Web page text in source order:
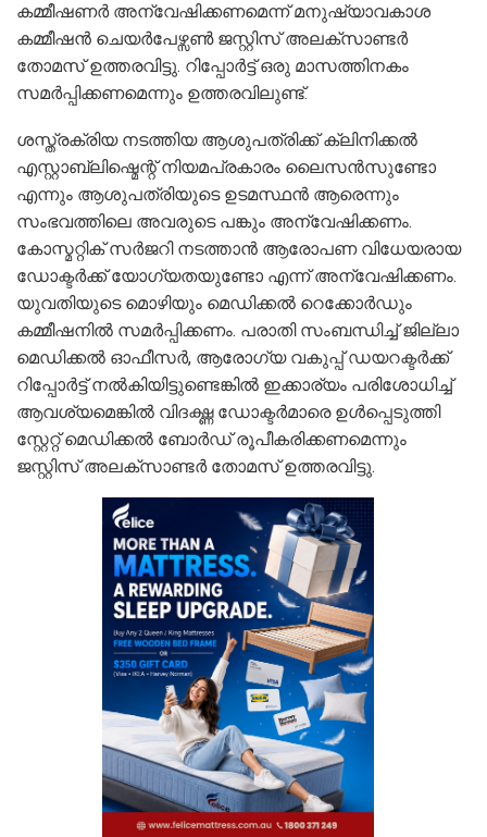
കമ്മീഷണർ അന്വേഷിക്കണമെന്ന് മനുഷ്യാവകാശ
കമ്മീഷൻ ചെയർപേഴ്സൺ ജസ്റ്റിസ് അലക്സാണ്ടർ
തോമസ് ഉത്തരവിട്ടു. റിപ്പോർട്ട് ഒരു മാസത്തിനകം
സമർപ്പിക്കണമെന്നും ഉത്തരവിലുണ്ട്.
ശസ്ത്രക്രിയ നടത്തിയ ആശുപത്രിക്ക് ക്ലിനിക്കൽ
എസ്റ്റാബ്ലിഷ്മെന്റ് നിയമപ്രകാരം ലൈസൻസുണ്ടോ
എന്നും ആശുപത്രിയുടെ ഉടമസ്ഥൻ ആരെന്നും
സംഭവത്തിലെ അവരുടെ പങ്കും അന്വേഷിക്കണം.
കോസ്മറ്റിക് സർജറി നടത്താൻ ആരോപണ വിധേയരായ
ഡോക്ടർക്ക് യോഗ്യതയുണ്ടോ എന്ന് അന്വേഷിക്കണം.
യുവതിയുടെ മൊഴിയും മെഡിക്കൽ റെക്കോർഡും
കമ്മീഷനിൽ സമർപ്പിക്കണം. പരാതി സംബന്ധിച്ച് ജില്ലാ
മെഡിക്കൽ ഓഫീസർ, ആരോഗ്യ വകുപ്പ് ഡയറക്ടർക്ക്
റിപ്പോർട്ട് നൽകിയിട്ടുണ്ടെങ്കിൽ ഇക്കാര്യം പരിശോധിച്ച്
ആവശ്യമെങ്കിൽ വിദഗ്ദ്ധ ഡോക്ടർമാരെ ഉൾപ്പെടുത്തി
സ്റ്റേറ്റ് മെഡിക്കൽ ബോർഡ് രൂപീകരിക്കണമെന്നും
ജസ്റ്റിസ് അലക്സാണ്ടർ തോമസ് ഉത്തരവിട്ടു.